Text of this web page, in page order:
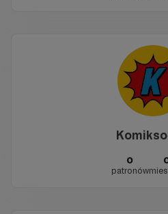
0
patronów